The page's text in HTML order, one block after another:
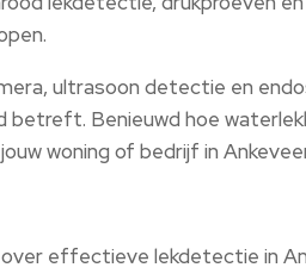
ultrasoon detectie en
betreft.​ Benieuwd hoe
woning of bedrijf in
effectieve lekdetectie in